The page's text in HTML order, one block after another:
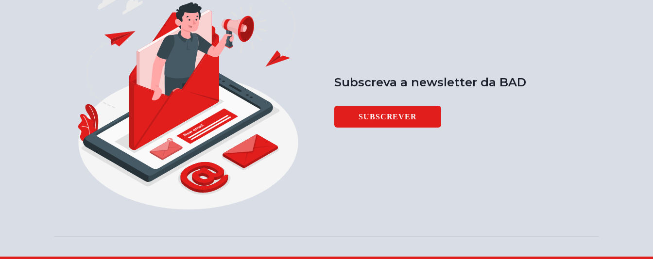
Subscreva a newsletter da BAD
SUBSCREVER